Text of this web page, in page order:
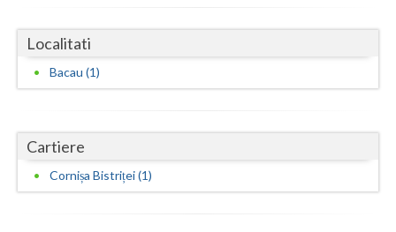
Hunedoara
Ialomita
Ilfov
Maramures
Localitati
Bacau (1)
Cartiere
Cornișa Bistriței (1)